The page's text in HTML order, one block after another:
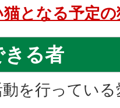
となる予定
きる者
動を行ってい